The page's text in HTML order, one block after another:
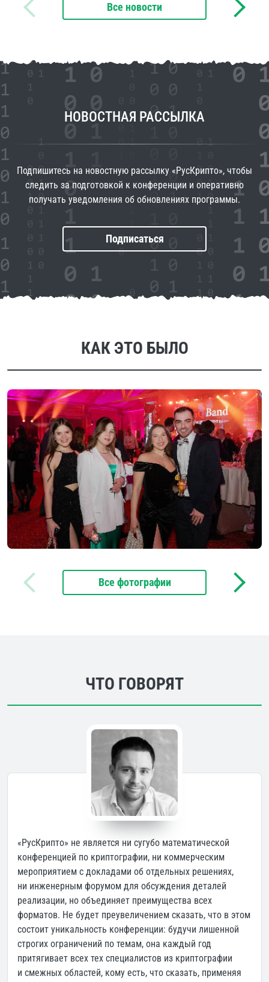
Все новости
НОВОСТНАЯ РАССЫЛКА
Подпишитесь на новостную рассылку «РусКрипто», чтобы
следить за подготовкой к конференции и оперативно
получать уведомления об обновлениях программы.
Подписаться
КАК ЭТО БЫЛО
Все фотографии
ЧТО ГОВОРЯТ
«РусКрипто» не является ни сугубо математической
конференцией по криптографии, ни коммерческим
мероприятием с докладами об отдельных решениях,
ни инженерным форумом для обсуждения деталей
реализации, но объединяет преимущества всех
форматов. Не будет преувеличением сказать, что в этом
состоит уникальность конференции: будучи лишенной
строгих ограничений по темам, она каждый год
притягивает всех тех специалистов из криптографии
и смежных областей, кому есть, что сказать, применяя